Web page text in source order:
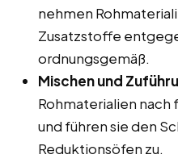
nehmen
Zusatzstoffe
ordnungsgemäß.
Mischen und
Rohmaterialien
und führen sie den
Reduktionsöfen zu.